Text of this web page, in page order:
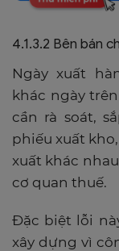
4.1.3.2 Bên bán
Ngày xuất
khác ngày
cần rà soát,
phiếu xuất
xuất khác
cơ quan thuế.
Đặc biệt lỗi
xây dựng vì